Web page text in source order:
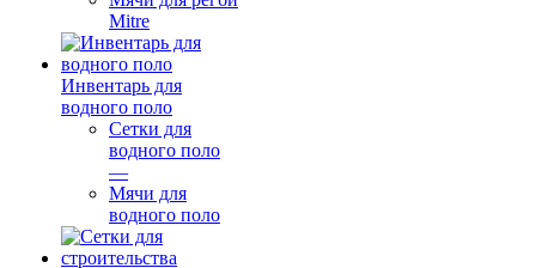
Mitre
Инвентарь для
водного поло
Сетки для
водного поло
—
Мячи для
водного поло